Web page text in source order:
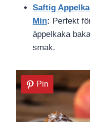
Saftig
Min: Perfekt
äppelkaka
smak.
Pin